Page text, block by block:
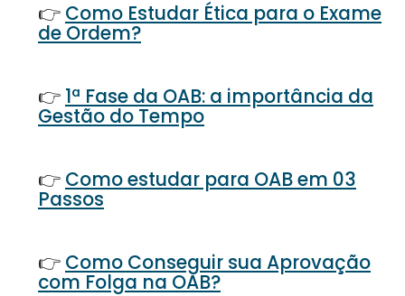
👉 Como Estudar Ética para o Exame
de Ordem?
👉 1ª Fase da OAB: a importância da
Gestão do Tempo
👉 Como estudar para OAB em 03
Passos
👉 Como Conseguir sua Aprovação
com Folga na OAB?